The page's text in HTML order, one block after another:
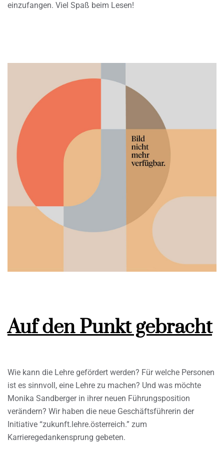
einzufangen. Viel Spaß beim Lesen!
Auf den Punkt gebracht
Wie kann die Lehre gefördert werden? Für welche Personen
ist es sinnvoll, eine Lehre zu machen? Und was möchte
Monika Sandberger in ihrer neuen Führungsposition
verändern? Wir haben die neue Geschäftsführerin der
Initiative “zukunft.lehre.österreich.” zum
Karrieregedankensprung gebeten.